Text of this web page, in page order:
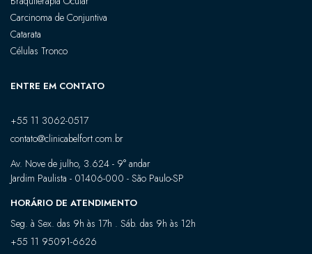
Carcinoma de Conjuntiva
Catarata
Células Tronco
ENTRE EM CONTATO
+55 11 3062-0517
contato@clinicabelfort.com.br
Av. Nove de julho, 3.624 - 9° andar
Jardim Paulista - 01406-000 - São Paulo-SP
HORÁRIO DE ATENDIMENTO
Seg. à Sex. das 9h às 17h . Sáb. das 9h às 12h
+55 11 95091-6626